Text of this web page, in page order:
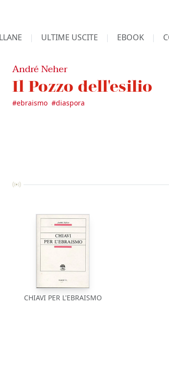
ULTIME USCITE EBOOK
André Neher
Il Pozzo dell'esilio
#ebraismo #diaspora
CHIAVI PER L'EBRAISMO